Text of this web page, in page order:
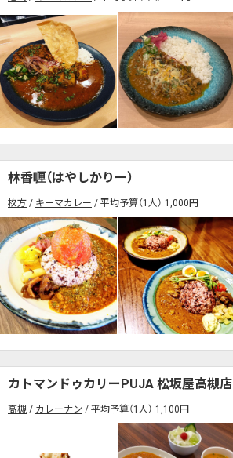
林香喱（はやしかりー）
枚方 キーマカレー 平均予算（1人） 1,000円
カトマンドゥカリーPUJA 松坂屋高槻店
高槻 カレーナン 平均予算（1人） 1,100円